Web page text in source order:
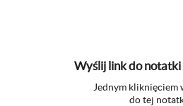
Wyślij link do notatki
Jednym kliknięciem
do tej